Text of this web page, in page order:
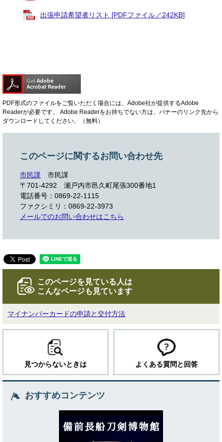
出張申請希望者リスト [PDFファイル／242KB]
PDF形式のファイルをご覧いただく場合には、Adobe社が提供するAdobe
Readerが必要です。
Adobe Readerをお持ちでない方は、バナーのリンク先から
ダウンロードしてください。（無料）
このページに関するお問い合わせ先
市民課
市民課
〒701-4292
瀬戸内市邑久町尾張300番地1
電話番号：0869-22-1115
ファクシミリ：0869-22-3973
メールでのお問い合わせはこちら
このページを見ている人は
こんなページも見ています
マイナンバーカードの申請と交付方法
見つからないときは よくある質問と回答
おすすめコンテンツ